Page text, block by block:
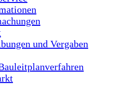
und Vergaben